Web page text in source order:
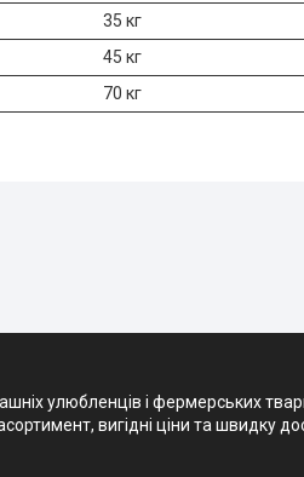
35 кг
45 кг
70 кг
улюбленців і фермерських
вигідні ціни та швидку